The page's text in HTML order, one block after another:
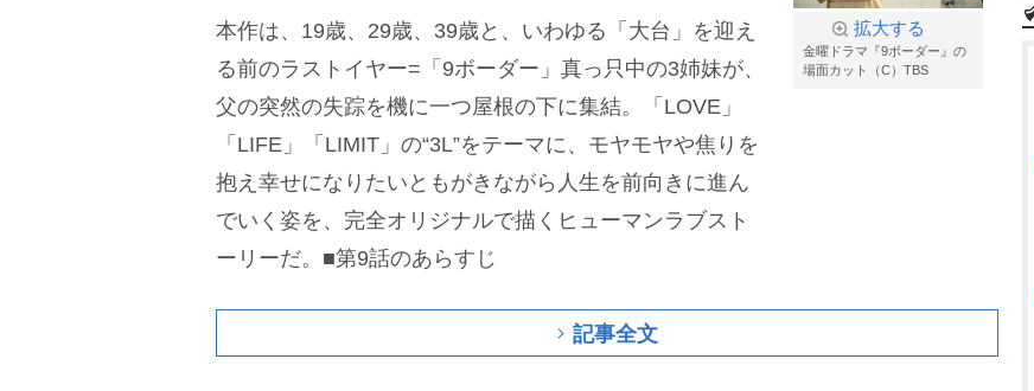
拡大する
金曜ドラマ『9ボーダー』の
場面カット（C）TBS
本作は、19歳、29歳、39歳と、いわゆる「大台」を迎え
る前のラストイヤー=「9ボーダー」真っ只中の3姉妹が、
父の突然の失踪を機に一つ屋根の下に集結。「LOVE」
「LIFE」「LIMIT」の“3L”をテーマに、モヤモヤや焦りを
抱え幸せになりたいともがきながら人生を前向きに進ん
でいく姿を、完全オリジナルで描くヒューマンラブスト
ーリーだ。 ■第9話のあらすじ
記事全文